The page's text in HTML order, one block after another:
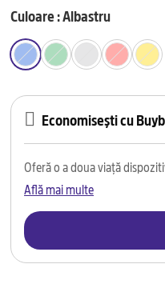
Culoare : Albastru
Economisești cu
Oferă o a doua viață
Află mai multe